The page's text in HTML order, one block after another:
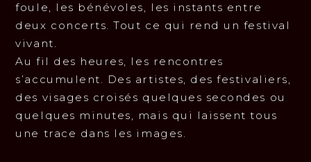
foule, les bénévoles, les instants entre
deux concerts. Tout ce qui rend un festival
vivant.
Au fil des heures, les rencontres
s’accumulent. Des artistes, des festivaliers,
des visages croisés quelques secondes ou
quelques minutes, mais qui laissent tous
une trace dans les images.